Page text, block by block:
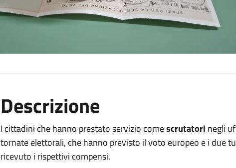
Descrizione
I cittadini che hanno prestato servizio comescrutatori negli
tornate elettorali, che hanno previsto il voto europeo e i due
ricevuto i rispettivi compensi.